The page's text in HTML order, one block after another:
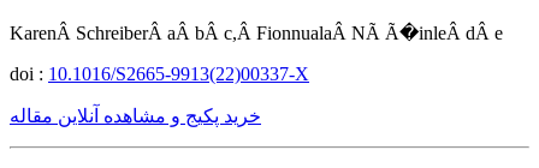
KarenÂ SchreiberÂ aÂ bÂ c,Â FionnualaÂ NÃ­ Ã�inleÂ dÂ e
doi : 10.1016/S2665-9913(22)00337-X
خرید پکیج و مشاهده آنلاین مقاله